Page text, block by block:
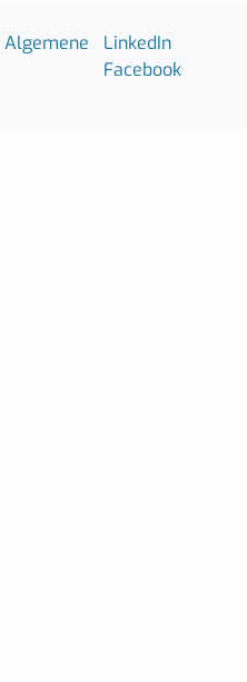
Algemene
LinkedIn
Facebook